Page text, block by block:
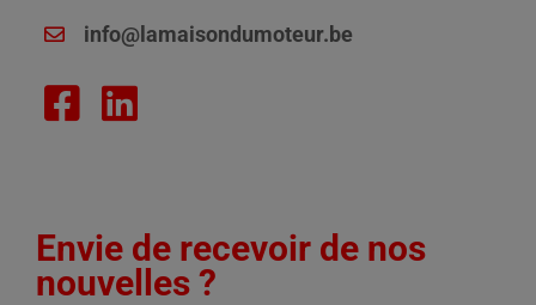
info@lamaisondumoteur.be
Envie de recevoir de nos
nouvelles ?